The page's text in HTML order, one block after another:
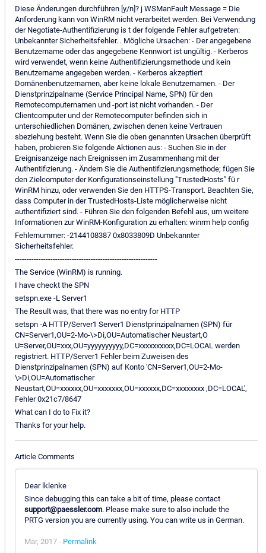
Diese Änderungen durchführen [y/n]? j WSManFault Message = Die
Anforderung kann von WinRM nicht verarbeitet werden. Bei Verwendung
der Negotiate-Authentifizierung is t der folgende Fehler aufgetreten:
Unbekannter Sicherheitsfehler. . Mögliche Ursachen: - Der angegebene
Benutzername oder das angegebene Kennwort ist ungültig. - Kerberos
wird verwendet, wenn keine Authentifizierungsmethode und kein
Benutzername angegeben werden. - Kerberos akzeptiert
Domänenbenutzernamen, aber keine lokale Benutzernamen. - Der
Dienstprinzipalname (Service Principal Name, SPN) für den
Remotecomputernamen und -port ist nicht vorhanden. - Der
Clientcomputer und der Remotecomputer befinden sich in
unterschiedlichen Domänen, zwischen denen keine Vertrauen
sbeziehung besteht. Wenn Sie die oben genannten Ursachen überprüft
haben, probieren Sie folgende Aktionen aus: - Suchen Sie in der
Ereignisanzeige nach Ereignissen im Zusammenhang mit der
Authentifizierung. - Ändern Sie die Authentifizierungsmethode; fügen Sie
den Zielcomputer der Konfigurationseinstellung "TrustedHosts" fü r
WinRM hinzu, oder verwenden Sie den HTTPS-Transport. Beachten Sie,
dass Computer in der TrustedHosts-Liste möglicherweise nicht
authentifiziert sind. - Führen Sie den folgenden Befehl aus, um weitere
Informationen zur WinRM-Konfiguration zu erhalten: winrm help config
Fehlernummer: -2144108387 0x8033809D Unbekannter
Sicherheitsfehler.
------------------------------------------------------------
The Service (WinRM) is running.
I have checkt the SPN
setspn.exe -L Server1
The Result was, that there was no entry for HTTP
setspn -A HTTP/Server1 Server1 Dienstprinzipalnamen (SPN) für
CN=Server1,OU=2-Mo-\>Di,OU=Automatischer Neustart,O
U=Server,OU=xxx,OU=yyyyyyyyyy,DC=xxxxxxxxxx,DC=LOCAL werden
registriert. HTTP/Server1 Fehler beim Zuweisen des
Dienstprinzipalnamen (SPN) auf Konto 'CN=Server1,OU=2-Mo-
\>Di,OU=Automatischer
Neustart,OU=xxxxxx,OU=xxxxxxx,OU=xxxxxx,DC=xxxxxxxx ,DC=LOCAL',
Fehler 0x21c7/8647
What can I do to Fix it?
Thanks for your help.
Article Comments
Dear lklenke
Since debugging this can take a bit of time, please contact
support@paessler.com. Please make sure to also include the
PRTG version you are currently using. You can write us in German.
Mar, 2017 - Permalink